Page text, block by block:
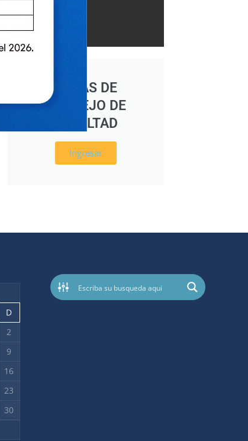
ACTAS DE
CONSEJO DE
FACULTAD
Ingresar
D
2
9
16
23
30